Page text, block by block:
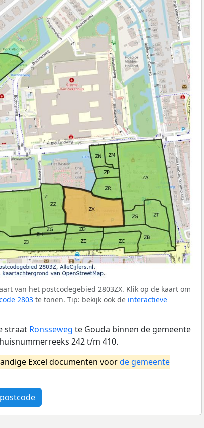
van het postcodegebied 2803ZX. Klik op de kaart om
2803 te tonen. Tip: bekijk ook de interactieve
straat Ronsseweg te Gouda binnen de gemeente
242 t/m 410.
Excel documenten voorde gemeente